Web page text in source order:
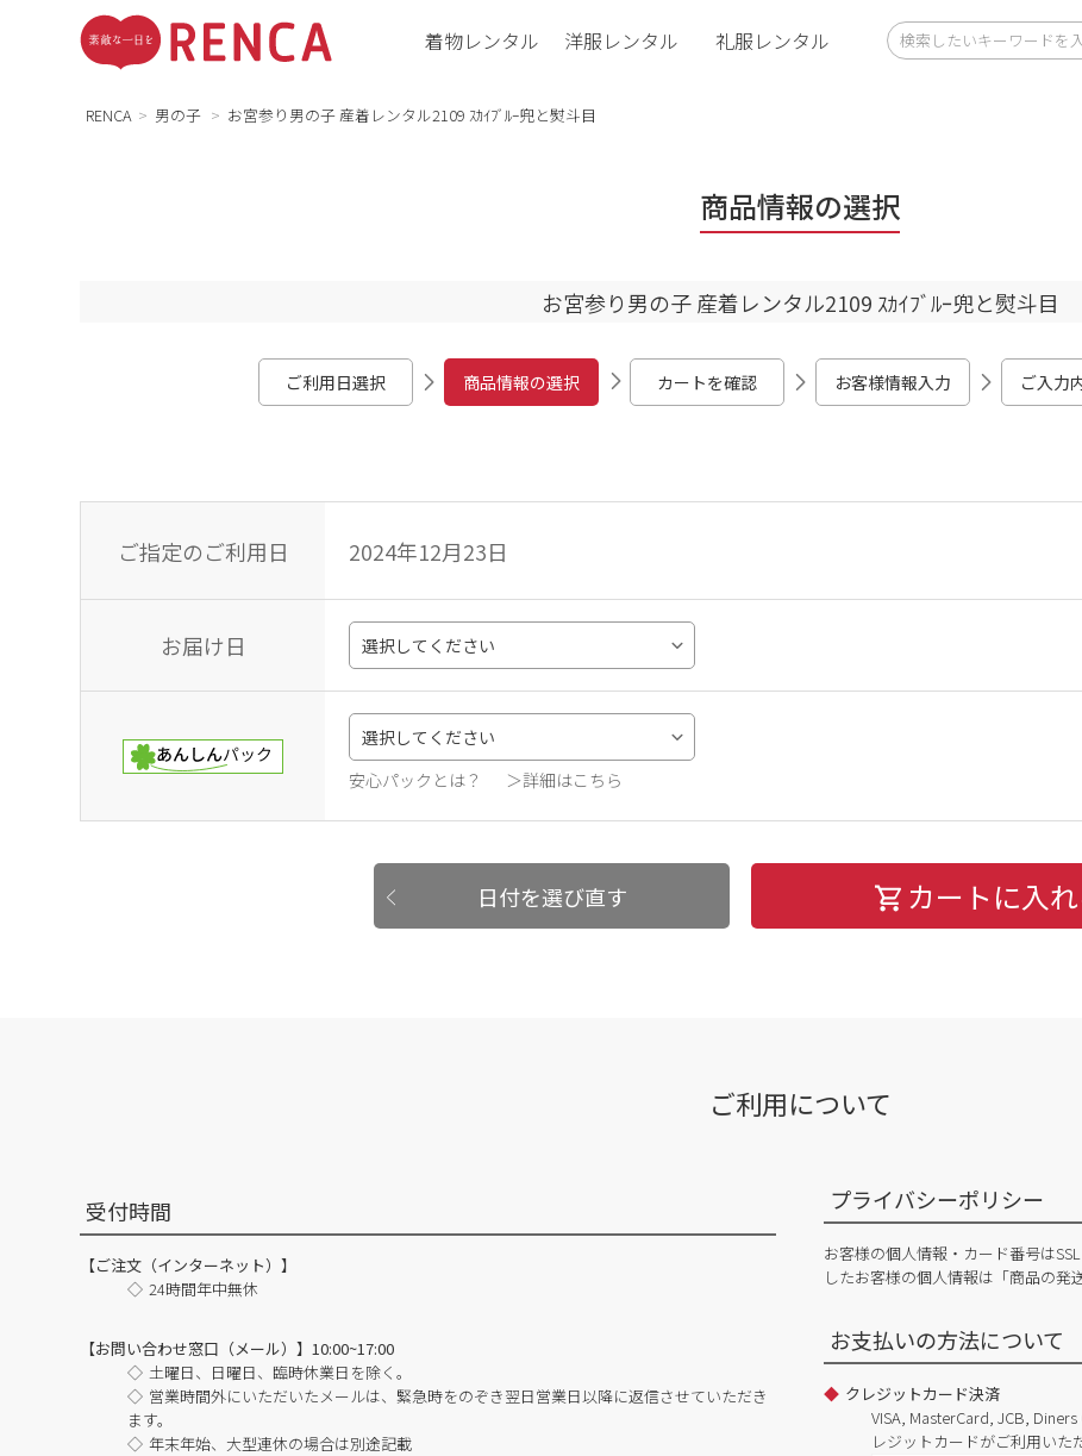
着物レンタル 洋服レンタル 礼服レンタル
RENCA 男の子 お宮参り男の子 産着レンタル2109 ｽｶｲﾌﾞﾙｰ兜と熨斗目
商品情報の選択
お宮参り男の子 産着レンタル2109 ｽｶｲﾌﾞﾙｰ兜と熨斗目
ご利用日選択 商品情報の選択 カートを確認 お客様情報入力 ご入力
ご指定のご利用日 2024年12月23日
お届け日
安心パックとは？ ＞詳細はこちら
日付を選び直す カートに入
ご利用について
受付時間
【ご注文（インターネット）】
24時間年中無休
【お問い合わせ窓口（メール）】10:00~17:00
土曜日、日曜日、臨時休業日を除く。
営業時間外にいただいたメールは、緊急時をのぞき翌日営業日以降に返信させていただき
ます。
年末年始、大型連休の場合は別途記載
プライバシーポリシー
お客様の個人情報・カード番号は
したお客様の個人情報は「商品の発
お支払いの方法について
クレジットカード決済
VISA, MasterCard, JCB,
レジットカードがご利用いた